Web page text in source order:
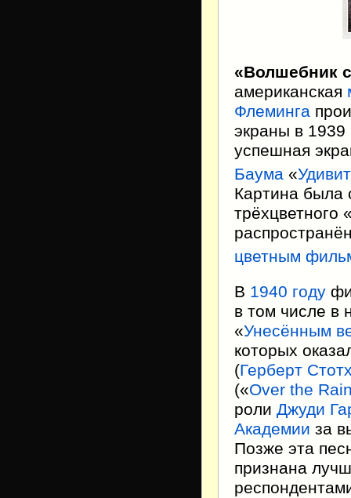
«Волшебник
американская
Флеминга
экраны в 1939
успешная
Баума «
Картина была
трёхцветного
цветным
В 1940 году
в том числе в
«Унесённым
которых
(Герберт
(«Over the
роли Джуди
Академии за
Позже эта
признана